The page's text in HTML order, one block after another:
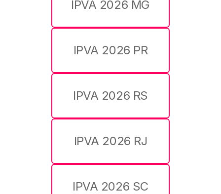
IPVA 2026 MG
IPVA 2026 PR
IPVA 2026 RS
IPVA 2026 RJ
IPVA 2026 SC